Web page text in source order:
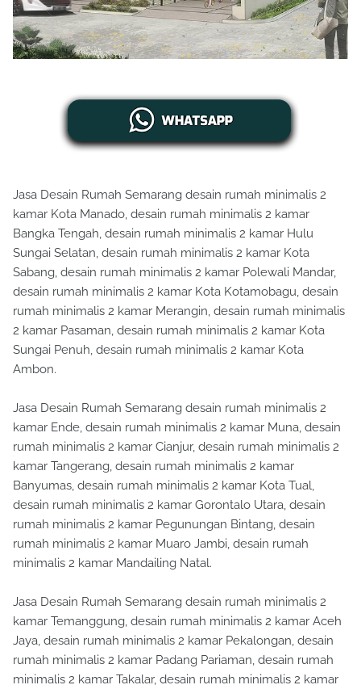
Jasa Desain Rumah Semarang desain rumah minimalis 2
kamar Kota Manado, desain rumah minimalis 2 kamar
Bangka Tengah, desain rumah minimalis 2 kamar Hulu
Sungai Selatan, desain rumah minimalis 2 kamar Kota
Sabang, desain rumah minimalis 2 kamar Polewali Mandar,
desain rumah minimalis 2 kamar Kota Kotamobagu, desain
rumah minimalis 2 kamar Merangin, desain rumah minimalis
2 kamar Pasaman, desain rumah minimalis 2 kamar Kota
Sungai Penuh, desain rumah minimalis 2 kamar Kota
Ambon.
Jasa Desain Rumah Semarang desain rumah minimalis 2
kamar Ende, desain rumah minimalis 2 kamar Muna, desain
rumah minimalis 2 kamar Cianjur, desain rumah minimalis 2
kamar Tangerang, desain rumah minimalis 2 kamar
Banyumas, desain rumah minimalis 2 kamar Kota Tual,
desain rumah minimalis 2 kamar Gorontalo Utara, desain
rumah minimalis 2 kamar Pegunungan Bintang, desain
rumah minimalis 2 kamar Muaro Jambi, desain rumah
minimalis 2 kamar Mandailing Natal.
Jasa Desain Rumah Semarang desain rumah minimalis 2
kamar Temanggung, desain rumah minimalis 2 kamar Aceh
Jaya, desain rumah minimalis 2 kamar Pekalongan, desain
rumah minimalis 2 kamar Padang Pariaman, desain rumah
minimalis 2 kamar Takalar, desain rumah minimalis 2 kamar